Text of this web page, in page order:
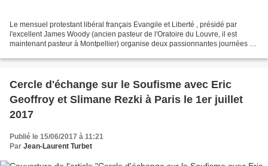
Le mensuel protestant libéral français Evangile et Liberté , présidé par
l'excellent James Woody (ancien pasteur de l'Oratoire du Louvre, il est
maintenant pasteur à Montpellier) organise deux passionnantes journées de
Cercle d'échange sur le Soufisme avec Eric
Geoffroy et Slimane Rezki à Paris le 1er juillet
2017
Publié le 15/06/2017 à 11:21
Par Jean-Laurent Turbet